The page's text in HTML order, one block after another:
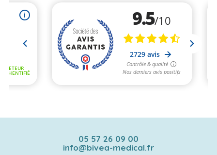
05 57 26 09 00
info@bivea-medical.fr